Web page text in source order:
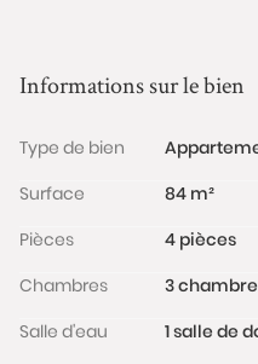
annuel quote-part du
Honoraires TTC charge
Conformément à
sera exigée pour tous
chaque visite.
Les informations sur les
Informations sur le bien
Type de bien
Surface
84 m²
Pièces
4 pièces
Chambres
3
Salle d'eau
1 salle de